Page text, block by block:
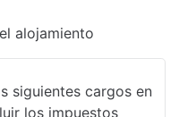
alojamiento
siguientes cargos en
los impuestos